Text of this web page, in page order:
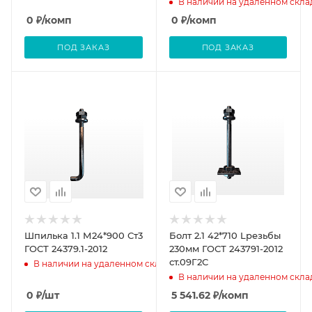
0 ₽/комп
ПОД ЗАКАЗ
0 ₽/комп
ПОД ЗАКАЗ
Шпилька 1.1 М24*900 Ст3
ГОСТ 24379.1-2012
В наличии на удаленном складе
0 ₽/шт
Болт 2.1 42*710 Lрезьбы
230мм ГОСТ 243791-2012
ст.09Г2С
В наличии на удаленном
5 541.62₽/комп